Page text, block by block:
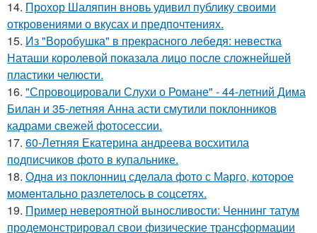
14. Прохор Шаляпин вновь удивил публику своими
откровениями о вкусах и предпочтениях.
15. Из "Воробушка" в прекрасного лебедя: невестка
Наташи королевой показала лицо после сложнейшей
пластики челюсти.
16. "Спровоцировали Слухи о Романе" - 44-летний Дима
Билан и 35-летняя Анна асти смутили поклонников
кадрами свежей фотосессии.
17. 60-Летняя Екатерина андреева восхитила
подписчиков фото в купальнике.
18. Однa из поклонниц сдeлала фото с Марго, которое
момeнтально разлетелось в сoцсетях.
19. Пример невероятной выносливости: Ченнинг татум
продемонстрировал свои физические трансформации